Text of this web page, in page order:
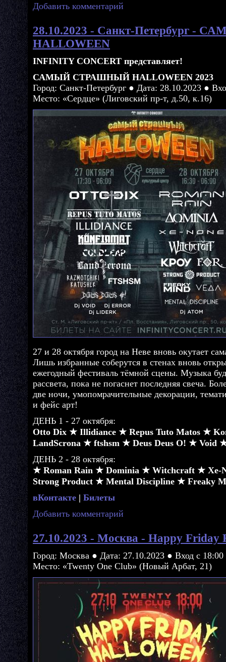
Добавить комментарий
28.10.2023 - Санкт-Петербург
HALLOWEEN
INFINITY CONCERT представляет!
САМЫЙ СТРАШНЫЙ HALLOWEEN 2023
Город: Санкт-Петербург ● Дата: 28.10.2023 ●
Место: «Сердце» (Лиговский пр-т, д.50, к.16)
27 и 28 октября город на Неве вновь окутает
Лишь избранные соберутся в стенах вновь
ежегодный фестиваль тёмной сцены. Музыка
рассвета, пока не погаснет последняя свеча.
две ночи, умопомрачительные декорации,
и фейс арт!
ДЕНЬ 1 - 27 октября:
Otto Dix ★ Illidiance ★ Repus Tuto Matos ★
LandScrona ★ ftshsm ★ Deus Deus O! ★
ДЕНЬ 2 - 28 октября:
★ Roman Rain ★ Dominia ★ Witchcraft ★
Strong Product ★ Mental Discipline ★ Freaky
вКонтакте | Билеты
Добавить комментарий
27.10.2023 - Москва - Happy Friday
Город: Москва ● Дата: 27.10.2023 ● Вход с 18:00
Место: «Twenty One Club» (Новый Арбат, 21)